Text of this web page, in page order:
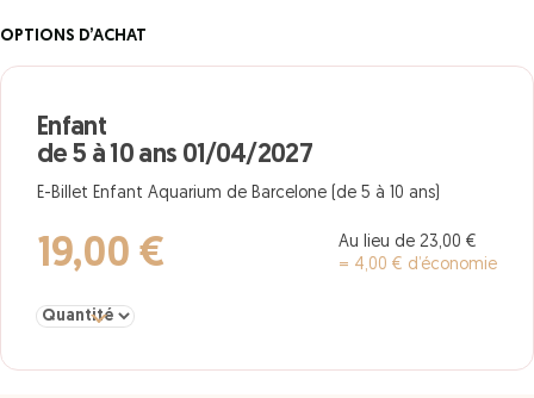
OPTIONS D’ACHAT
Enfant
de 5 à 10 ans 01/04/2027
E-Billet Enfant Aquarium de Barcelone (de 5 à 10 ans)
19,00 €
Au lieu de 23,00 €
= 4,00 € d’économie
Sélectionner la quantité pour Enfant de 5 à 10 ans 01/04/2027